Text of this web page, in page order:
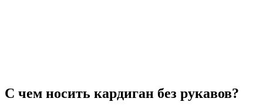
С чем носить кардиган без рукавов?